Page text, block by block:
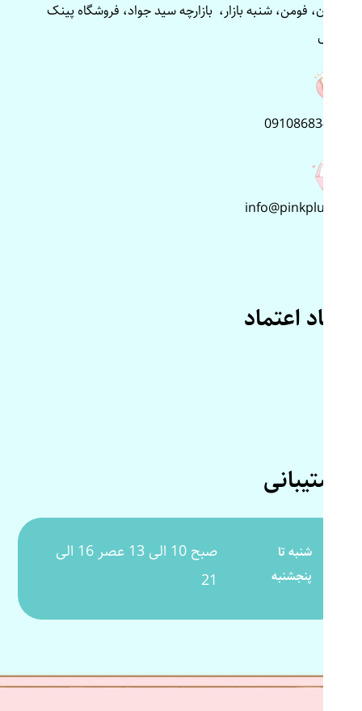
گیلان، فومن، شنبه بازار، بازارچه سید جواد، فروشگاه پینک
پلاس
09108683499
info@pinkplus.ir
نماد اعتماد
پشتیبانی
شنبه تا
پنجشنبه
صبح 10 الی 13 عصر 16 الی
21